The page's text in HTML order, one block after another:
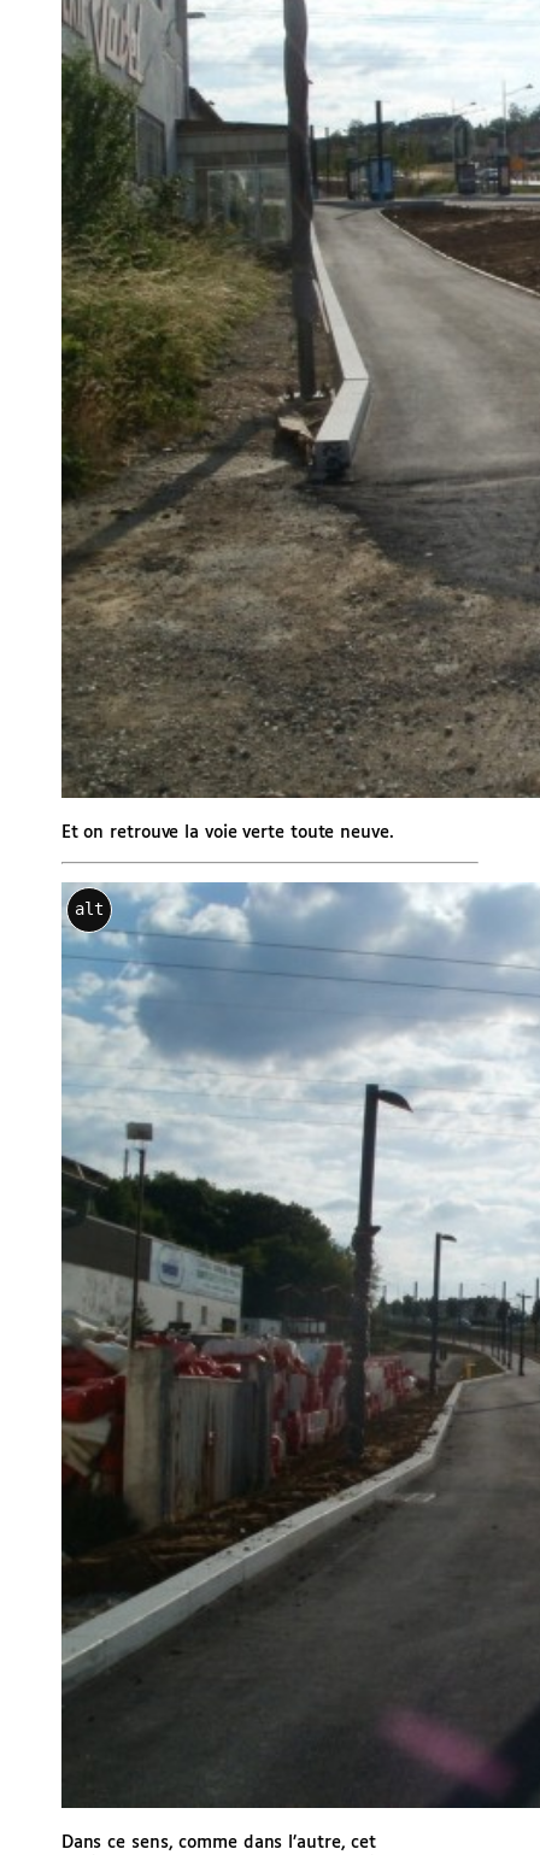
Et on retrouve la voie verte toute neuve.
alt
Dans ce sens, comme dans l’autre, cet